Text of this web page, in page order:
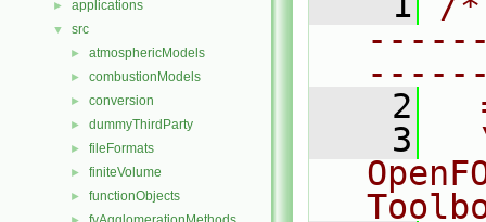
► applications
▼ src
► atmosphericModels
► combustionModels
► conversion
► dummyThirdParty
► fileFormats
► finiteVolume
► functionObjects
    2
    3